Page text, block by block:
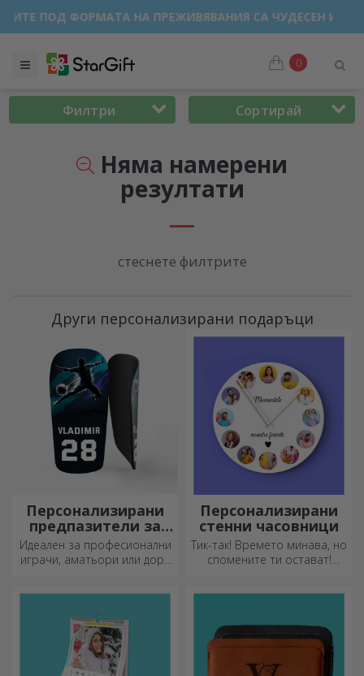
🌴 ДО -40% ОТСТЪПКА ЗА НАД 100
0
Филтри Сортирай
Няма намерени
резултати
стеснете филтрите
Други персонализирани подаръци
Персонализирани
предпазители за
футбол
Идеален за професионални
играчи, аматьори или дори
Персонализирани
стенни часовници
Тик-так! Времето минава, но
спомените ти остават!